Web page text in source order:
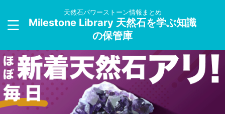
天然石パワーストーン情報まとめ
Milestone Library 天然石を学ぶ知識
の保管庫